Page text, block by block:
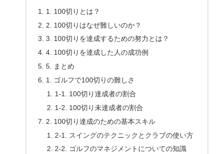
1. 100切りとは？
2. 100切りはなぜ難しいのか？
3. 100切りを達成するための努力とは？
4. 100切りを達成した人の成功例
5. まとめ
1. ゴルフで100切りの難しさ
1-1. 100切り達成者の割合
1-2. 100切り未達成者の割合
2. 100切り達成のための基本スキル
2-1. スイングのテクニックとクラブの使い方
2-2. ゴルフのマネジメントについての知識